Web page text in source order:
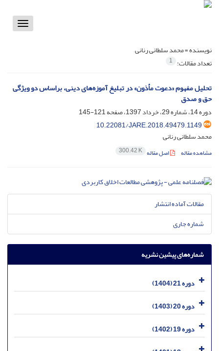
Toggle
نویسنده =محمد سلطانی رنانی
تعداد مقالات: 1
تحلیل مفهوم «دعوت مأذون» در تبلیغ آموزه‌های دینی، براساس دو ویژگی
حق و صدق
دوره 14، شماره 29، خرداد 1397، صفحه
121-145
10.22081/JARE.2018.49479.1149
محمد سلطانی رنانی
مشاهده مقاله اصل مقاله 300.42 K
مقالات آماده انتشار
شماره جاری
شماره‌های پیشین نشریه
دوره 21 (1404)
دوره 20 (1403)
دوره 19 (1402)